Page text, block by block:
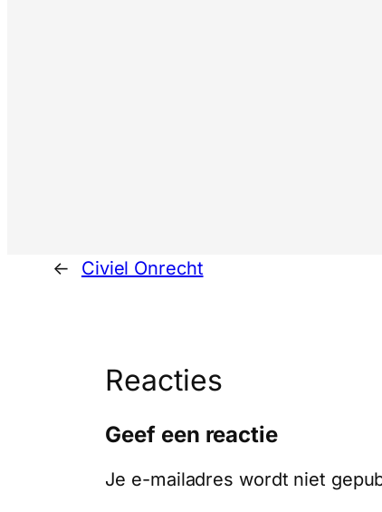
← Civiel Onrecht
Reacties
Geef een reactie
Je e-mailadres wordt niet